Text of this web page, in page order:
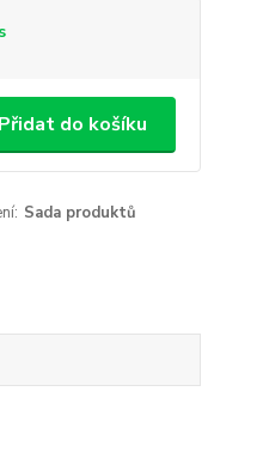
Přidat do košíku
Sada produktů